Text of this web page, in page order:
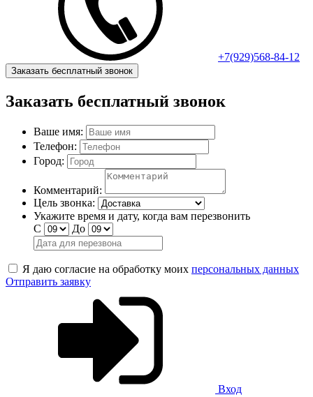
+7(929)568-84-12
Заказать бесплатный звонок
Заказать бесплатный звонок
Ваше имя:
Телефон:
Город:
Комментарий:
Цель звонка:
Укажите время и дату, когда вам перезвонить
С
До
Я даю согласие на обработку моих персональных данных
Отправить заявку
Вход